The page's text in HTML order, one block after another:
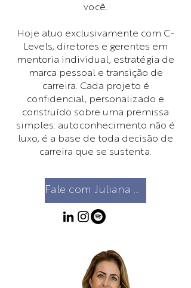
você.
Hoje atuo exclusivamente com C-
Levels, diretores e gerentes em
mentoria individual, estratégia de
marca pessoal e transição de
carreira. Cada projeto é
confidencial, personalizado e
construído sobre uma premissa
simples: autoconhecimento não é
luxo, é a base de toda decisão de
carreira que se sustenta.
Fale com Juliana →